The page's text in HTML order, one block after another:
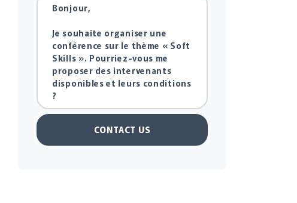
CONTACT US